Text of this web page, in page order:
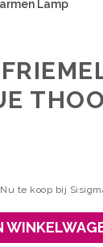
Lamp
te koop bij